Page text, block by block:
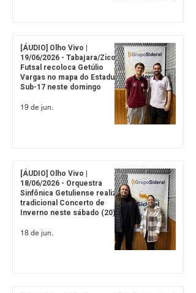
[ÁUDIO] Olho Vivo |
19/06/2026 - Tabajara/Zico
Futsal recoloca Getúlio
Vargas no mapa do Estadual
Sub-17 neste domingo
19 de jun.
[ÁUDIO] Olho Vivo |
18/06/2026 - Orquestra
Sinfônica Getuliense realiza
tradicional Concerto de
Inverno neste sábado (20)
18 de jun.